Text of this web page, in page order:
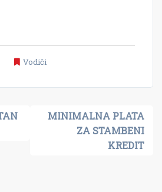
Vodiči
MINIMALNA PLATA
ZA STAMBENI
KREDIT